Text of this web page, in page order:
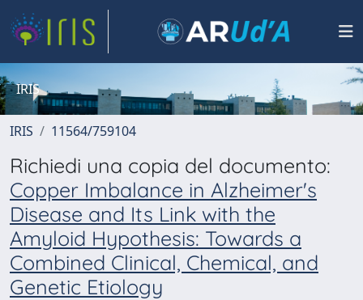
IRIS
IRIS 11564/759104
Richiedi una copia del documento:
Copper Imbalance in Alzheimer's
Disease and Its Link with the
Amyloid Hypothesis: Towards a
Combined Clinical, Chemical, and
Genetic Etiology